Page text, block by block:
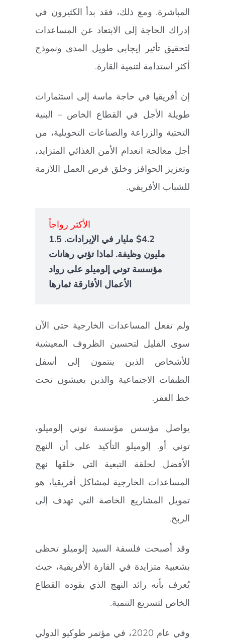
المباشرة. ومع ذلك، فقد بدأ الكثيرون في
إدراك الحاجة إلى الابتعاد عن المساعدات
لتحقيق تأثير إيجابي طويل المدى ونموذج
أكثر استدامة لتنمية القارة.
إن أفريقيا في حاجة ماسة إلى استثمارات
طويلة الأجل في القطاع الخاص – البنية
التحتية والزراعة والصناعات التحويلية، من
أجل معالجة انعدام الأمن الغذائي المتزايد،
وتعزيز الحوافز وخلق فرص العمل اللازمة
للشباب الأفريقي.
الأكثر رواجاً
$4.2 مليار في الإيرادات. 1.5
مليون وظيفة. لماذا تؤتي رهانات
مؤسسة توني إلوميلو على رواد
الأعمال الأفارقة ثمارها
ولم تفعل المساعدات الخارجية حتى الآن
سوى القليل لتحسين الظروف المعيشية
للأشخاص الذين ينتمون إلى أسفل
الطبقات الاجتماعية والذين يعيشون تحت
خط الفقر.
يواصل مؤسس مؤسسة توني إلوميلو،
توني أو. إلوميلو التأكيد على أن النهج
الأفضل لحلقة التبعية التي خلقها نهج
المساعدات الخارجية لمشاكل أفريقيا، هو
تمويل المشاريع الخاصة التي تهدف إلى
الربح.
وقد أصبحت فلسفة السيد إلوميلو تحظى
بشعبية متزايدة في القارة الأفريقية، حيث
يُعرف بأنه رائد النهج الذي يقوده القطاع
الخاص لتسريع التنمية.
وفي عام 2020، في مؤتمر طوكيو الدولي